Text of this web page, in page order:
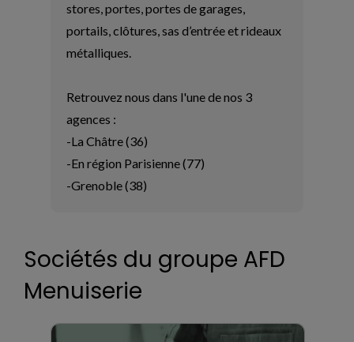
stores, portes, portes de garages,
portails, clôtures, sas d’entrée et rideaux
métalliques.
Retrouvez nous dans l'une de nos 3
agences :
-La Châtre (36)
-En région Parisienne (77)
-Grenoble (38)
Sociétés du groupe AFD
Menuiserie